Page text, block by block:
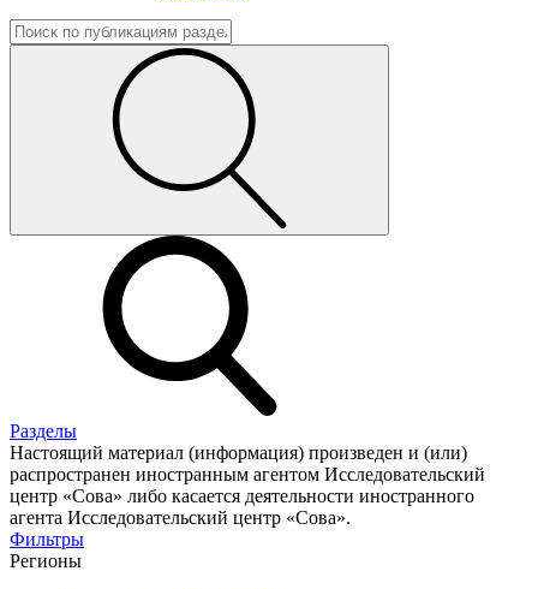
Разделы
Настоящий материал (информация) произведен и (или)
распространен иностранным агентом Исследовательский
центр «Сова» либо касается деятельности иностранного
агента Исследовательский центр «Сова».
Фильтры
Регионы